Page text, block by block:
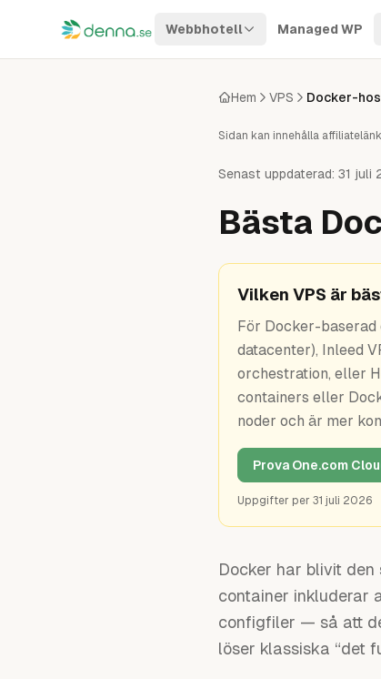
Webbhotell Managed WP
Hem VPS Docker-
Sidan kan innehålla
Senast uppdaterad: 31 juli
Bästa
Vilken VPS är
För Docker-baserad
datacenter), Inleed
orchestration, eller
containers eller
noder och är mer
Prova One.com
Uppgifter per 31 juli 2026
Docker har blivit
container inkluderar
configfiler — så att
löser klassiska “det